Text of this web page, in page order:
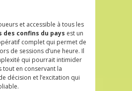
et accessible à tous les
des confins du pays est un
complet qui permet de
de sessions d’une heure. Il
qui pourrait intimider
tout en conservant la
décision et l’excitation qui